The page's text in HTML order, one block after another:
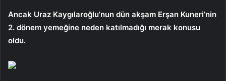
Ancak Uraz Kaygılaroğlu’nun dün akşam Erşan Kuneri’nin
2. dönem yemeğine neden katılmadığı merak konusu
oldu.